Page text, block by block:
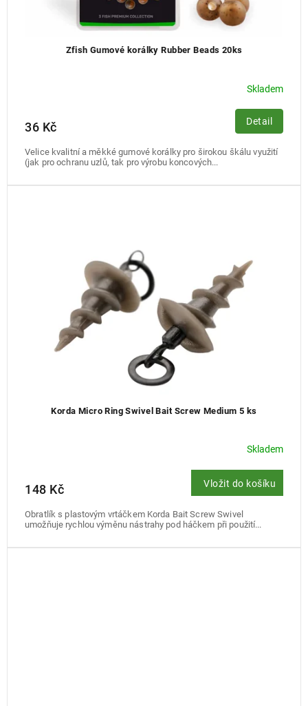
Zfish Gumové korálky Rubber Beads 20ks
Skladem
36 Kč Detail
Velice kvalitní a měkké gumové korálky pro širokou škálu využití
(jak pro ochranu uzlů, tak pro výrobu koncových...
Korda Micro Ring Swivel Bait Screw Medium 5 ks
Skladem
148 Kč Vložit do košíku
Obratlík s plastovým vrtáčkem Korda Bait Screw Swivel
umožňuje rychlou výměnu nástrahy pod háčkem při použití...